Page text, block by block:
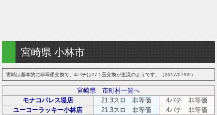
宮崎県 小林市
宮崎は基本的に非等価交換で、4パチは27.5玉交換が主流のようです。（2017/07/09）
宮崎県 市町村一覧へ
モナコパレス堤店
21.3スロ 非等価
4パチ 非等価
ユーコーラッキー小林店
21.3スロ 非等価
4パチ 非等価